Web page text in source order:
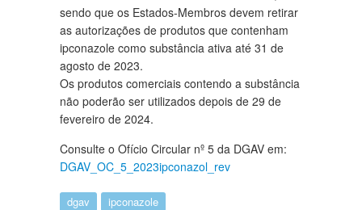
sendo que os Estados-Membros devem retirar
as autorizações de produtos que contenham
ipconazole como substância ativa até 31 de
agosto de 2023.
Os produtos comerciais contendo a substância
não poderão ser utilizados depois de 29 de
fevereiro de 2024.
Consulte o Ofício Circular nº 5 da DGAV em:
DGAV_OC_5_2023ipconazol_rev
dgav
ipconazole